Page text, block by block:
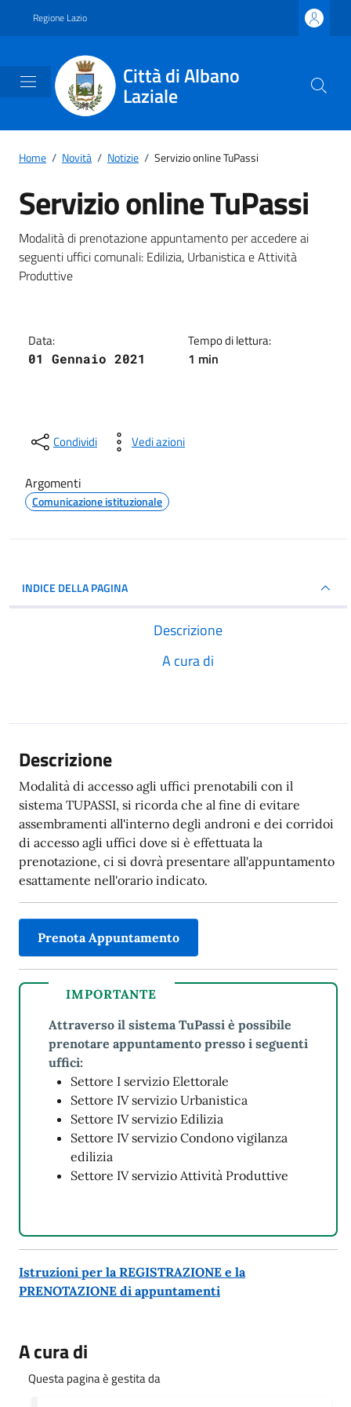
Regione Lazio
Città di Albano
Laziale
Home / Novità / Notizie / Servizio online TuPassi
Servizio online TuPassi
Dettagli della notizia
Modalità di prenotazione appuntamento per accedere ai
seguenti uffici comunali: Edilizia, Urbanistica e Attività
Produttive
Data:
01 Gennaio 2021
Tempo di lettura:
1 min
Condividi Vedi azioni
Argomenti
Comunicazione istituzionale
INDICE DELLA PAGINA
Descrizione
A cura di
Descrizione
Modalità di accesso agli uffici prenotabili con il
sistema TUPASSI, si ricorda che al fine di evitare
assembramenti all'interno degli androni e dei corridoi
di accesso agli uffici dove si è effettuata la
prenotazione, ci si dovrà presentare all'appuntamento
esattamente nell'orario indicato.
Prenota Appuntamento
IMPORTANTE
Attraverso il sistema TuPassi è possibile
prenotare appuntamento presso i seguenti
uffici:
Settore I servizio Elettorale
Settore IV servizio Urbanistica
Settore IV servizio Edilizia
Settore IV servizio Condono vigilanza
edilizia
Settore IV servizio Attività Produttive
Istruzioni per la REGISTRAZIONE e la
PRENOTAZIONE di appuntamenti
A cura di
Questa pagina è gestita da